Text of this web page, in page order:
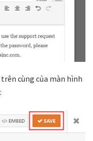
cùng của màn hình